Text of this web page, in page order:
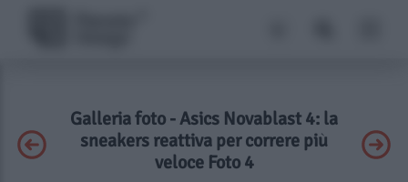
Galleria foto - Asics Novablast 4: la
sneakers reattiva per correre più
veloce Foto 4